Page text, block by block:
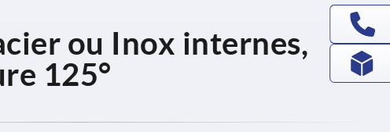
ou Inox internes,
125°